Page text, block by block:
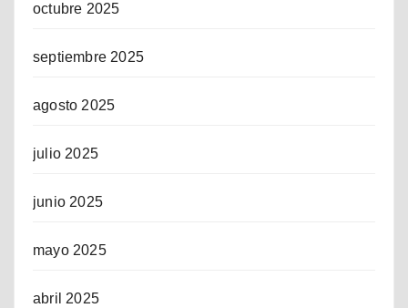
octubre 2025
septiembre 2025
agosto 2025
julio 2025
junio 2025
mayo 2025
abril 2025